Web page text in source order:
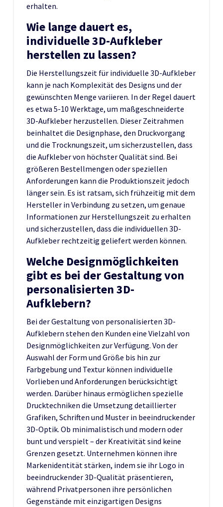
erhalten.
Wie lange dauert es,
individuelle 3D-Aufkleber
herstellen zu lassen?
Die Herstellungszeit für individuelle 3D-Aufkleber
kann je nach Komplexität des Designs und der
gewünschten Menge variieren. In der Regel dauert
es etwa 5-10 Werktage, um maßgeschneiderte
3D-Aufkleber herzustellen. Dieser Zeitrahmen
beinhaltet die Designphase, den Druckvorgang
und die Trocknungszeit, um sicherzustellen, dass
die Aufkleber von höchster Qualität sind. Bei
größeren Bestellmengen oder speziellen
Anforderungen kann die Produktionszeit jedoch
länger sein. Es ist ratsam, sich frühzeitig mit dem
Hersteller in Verbindung zu setzen, um genaue
Informationen zur Herstellungszeit zu erhalten
und sicherzustellen, dass die individuellen 3D-
Aufkleber rechtzeitig geliefert werden können.
Welche Designmöglichkeiten
gibt es bei der Gestaltung von
personalisierten 3D-
Aufklebern?
Bei der Gestaltung von personalisierten 3D-
Aufklebern stehen den Kunden eine Vielzahl von
Designmöglichkeiten zur Verfügung. Von der
Auswahl der Form und Größe bis hin zur
Farbgebung und Textur können individuelle
Vorlieben und Anforderungen berücksichtigt
werden. Darüber hinaus ermöglichen spezielle
Drucktechniken die Umsetzung detaillierter
Grafiken, Schriften und Muster in beeindruckender
3D-Optik. Ob minimalistisch und modern oder
bunt und verspielt – der Kreativität sind keine
Grenzen gesetzt. Unternehmen können ihre
Markenidentität stärken, indem sie ihr Logo in
beeindruckender 3D-Qualität präsentieren,
während Privatpersonen ihre persönlichen
Gegenstände mit einzigartigen Designs